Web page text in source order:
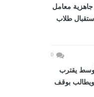
معامل
طلاب
0
يقترب
بوقف